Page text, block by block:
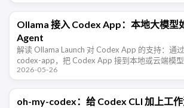
Ollama 接入 Codex App：本地大模型
Agent
解读 Ollama Launch 对 Codex App 的支持：通
codex-app，把 Codex App 接到本地或云端模
聊天工具进入 AI 编 …
2026-05-26
oh-my-codex：给 Codex CLI 加上工